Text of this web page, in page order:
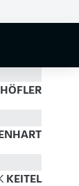
HÖFLER
KEITEL